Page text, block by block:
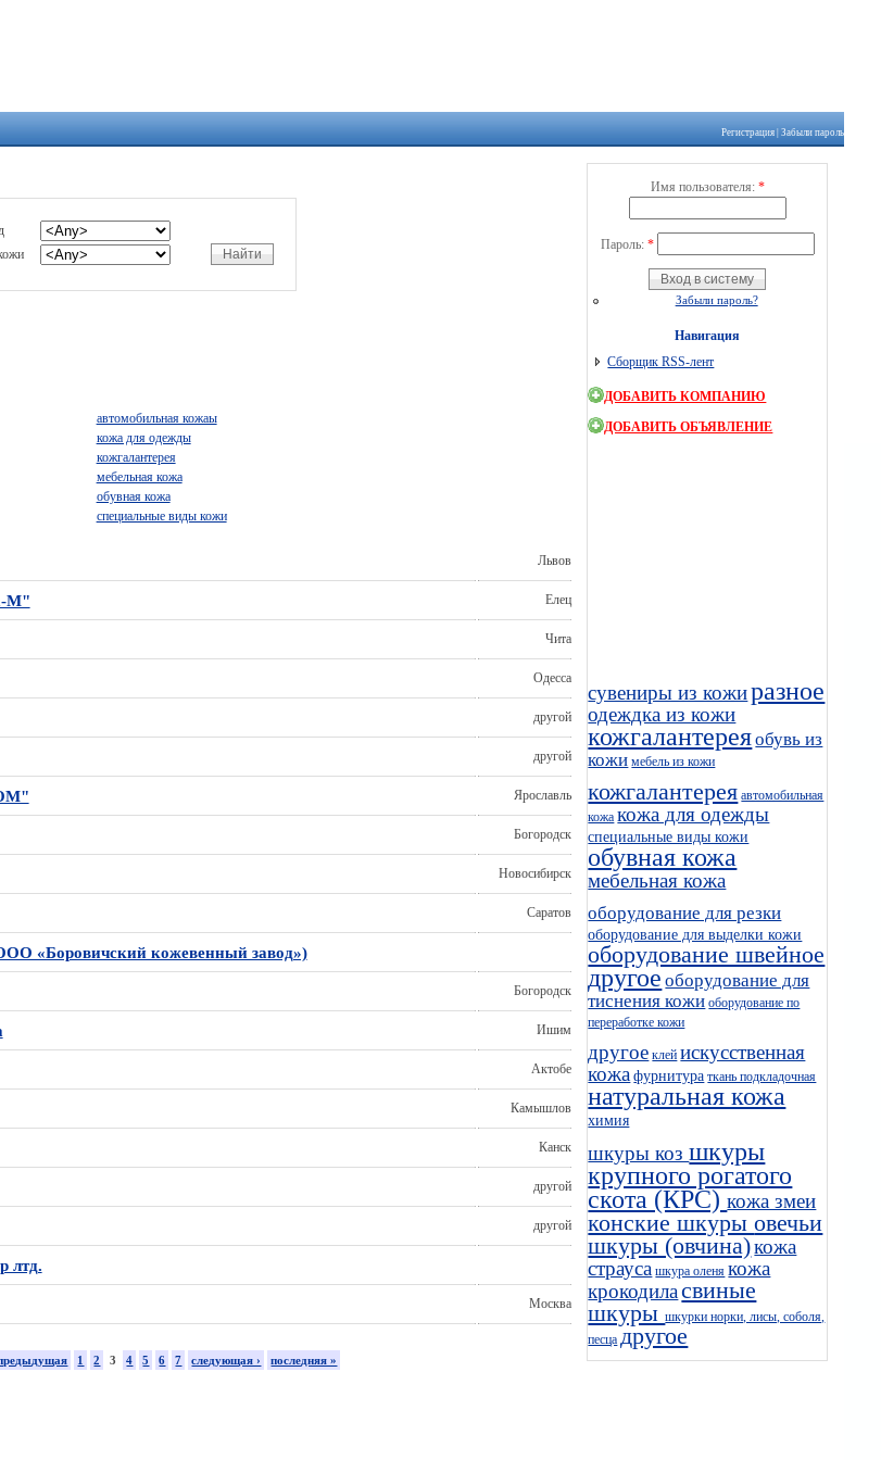
Регистрация |Забыли пароль
автомобильная кожаы
кожа для одежды
кожгалантерея
мебельная кожа
обувная кожа
специальные виды кожи
Львов
М" Елец
Чита
Одесса
другой
другой
Ярославль
Богородск
Новосибирск
Саратов
«Боровичский кожевенный завод»)
Богородск
Ишим
Актобе
Камышлов
Канск
другой
другой
лтд.
Москва
1 2 3 4 5 6 7 следующая › последняя »
Имя пользователя: *
Пароль: *
Забыли пароль?
Навигация
Сборщик RSS-лент
ДОБАВИТЬ КОМПАНИЮ
ДОБАВИТЬ ОБЪЯВЛЕНИЕ
сувениры из кожиразное
одеждка из кожи
кожгалантереяобувь из
кожи мебель из кожи
кожгалантерея автомобильная
кожа кожа для одежды
специальные виды кожи
обувная кожа
мебельная кожа
оборудование для резки
оборудование для выделки кожи
оборудование швейное
другое оборудование для
тиснения кожи оборудование по
переработке кожи
другое клей искусственная
кожа фурнитура ткань подкладочная
натуральная кожа
химия
шкуры козшкуры
крупного рогатого
скота (КРС)кожа змеи
конские шкурыовечьи
шкуры (овчина)кожа
страуса шкура оленя кожа
крокодиласвиные
шкурышкурки норки, лисы, соболя,
песца другое